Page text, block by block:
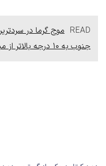
READ موج گرما در
جنوب به 10 درجه بالاتر از میانگین رسید